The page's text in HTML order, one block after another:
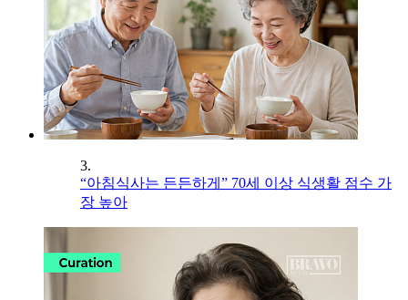
3.
“아침식사는 든든하게” 70세 이상 식생활 점수 가
장 높아